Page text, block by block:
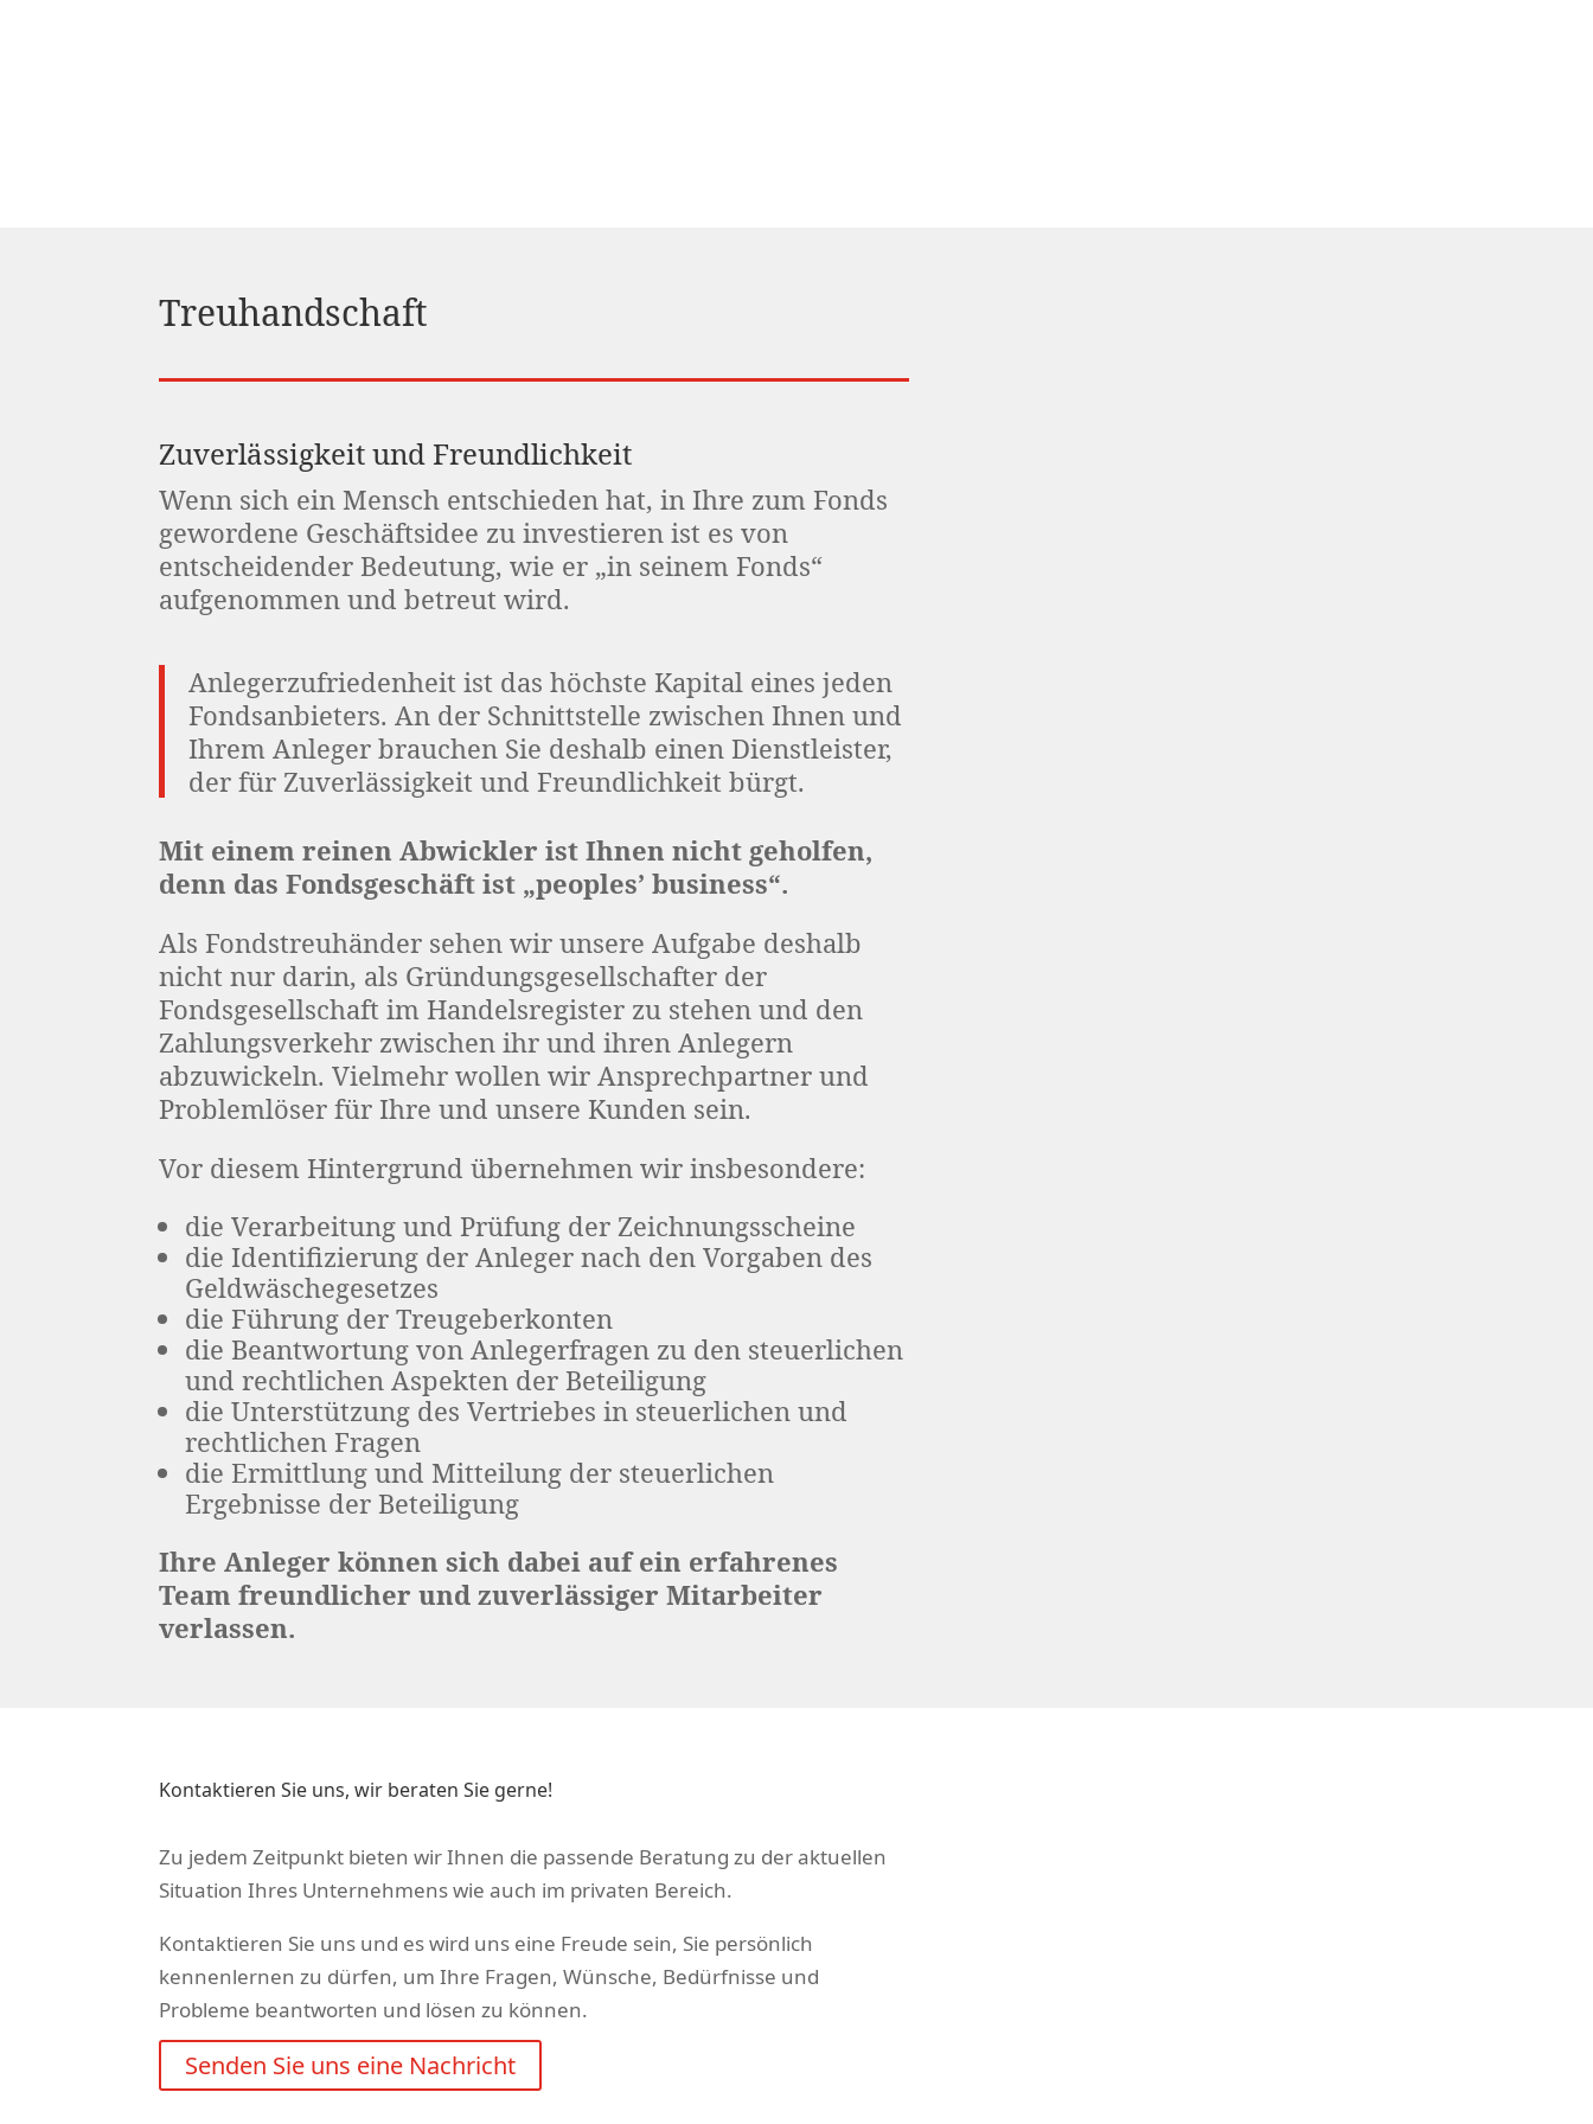
Treuhandschaft
Zuverlässigkeit und Freundlichkeit
Wenn sich ein Mensch entschieden hat, in Ihre zum Fonds
gewordene Geschäftsidee zu investieren ist es von
entscheidender Bedeutung, wie er „in seinem Fonds“
aufgenommen und betreut wird.
Anlegerzufriedenheit ist das höchste Kapital eines jeden
Fondsanbieters. An der Schnittstelle zwischen Ihnen und
Ihrem Anleger brauchen Sie deshalb einen Dienstleister,
der für Zuverlässigkeit und Freundlichkeit bürgt.
Mit einem reinen Abwickler ist Ihnen nicht geholfen,
denn das Fondsgeschäft ist „peoples’ business“.
Als Fondstreuhänder sehen wir unsere Aufgabe deshalb
nicht nur darin, als Gründungsgesellschafter der
Fondsgesellschaft im Handelsregister zu stehen und den
Zahlungsverkehr zwischen ihr und ihren Anlegern
abzuwickeln. Vielmehr wollen wir Ansprechpartner und
Problemlöser für Ihre und unsere Kunden sein.
Vor diesem Hintergrund übernehmen wir insbesondere:
die Verarbeitung und Prüfung der Zeichnungsscheine
die Identifizierung der Anleger nach den Vorgaben des
Geldwäschegesetzes
die Führung der Treugeberkonten
die Beantwortung von Anlegerfragen zu den steuerlichen
und rechtlichen Aspekten der Beteiligung
die Unterstützung des Vertriebes in steuerlichen und
rechtlichen Fragen
die Ermittlung und Mitteilung der steuerlichen
Ergebnisse der Beteiligung
Ihre Anleger können sich dabei auf ein erfahrenes
Team freundlicher und zuverlässiger Mitarbeiter
verlassen.
Kontaktieren Sie uns, wir beraten Sie gerne!
Zu jedem Zeitpunkt bieten wir Ihnen die passende Beratung zu der aktuellen
Situation Ihres Unternehmens wie auch im privaten Bereich.
Kontaktieren Sie uns und es wird uns eine Freude sein, Sie persönlich
kennenlernen zu dürfen, um Ihre Fragen, Wünsche, Bedürfnisse und
Probleme beantworten und lösen zu können.
Senden Sie uns eine Nachricht